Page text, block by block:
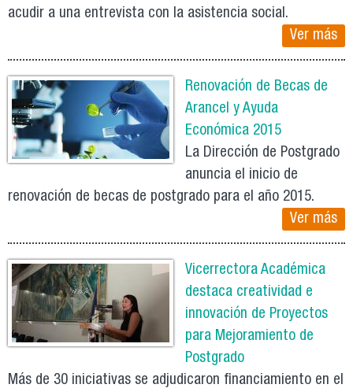
acudir a una entrevista con la asistencia social.
Ver más
Renovación de Becas de
Arancel y Ayuda
Económica 2015
La Dirección de Postgrado
anuncia el inicio de
renovación de becas de postgrado para el año 2015.
Ver más
Vicerrectora Académica
destaca creatividad e
innovación de Proyectos
para Mejoramiento de
Postgrado
Más de 30 iniciativas se adjudicaron financiamiento en el